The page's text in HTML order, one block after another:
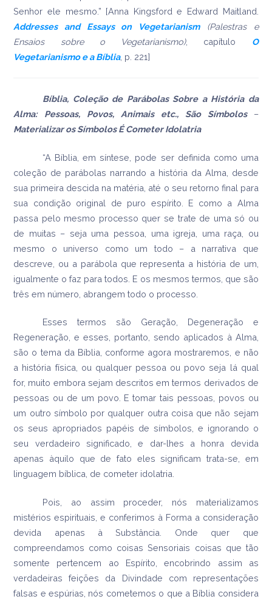
Senhor ele mesmo.” [Anna Kingsford e Edward Maitland.
Addresses and Essays on Vegetarianism
(Palestras e
Ensaios sobre o Vegetarianismo), capítulo O
Vegetarianismo e a Bíblia, p. 221]
Bíblia, Coleção de Parábolas Sobre a História da
Alma: Pessoas, Povos, Animais etc., São Símbolos –
Materializar os Símbolos É Cometer Idolatria
“A Bíblia, em síntese, pode ser definida como uma
coleção de parábolas narrando a história da Alma, desde
sua primeira descida na matéria, até o seu retorno final para
sua condição original de puro espírito. E como a Alma
passa pelo mesmo processo quer se trate de uma só ou
de muitas – seja uma pessoa, uma igreja, uma raça, ou
mesmo o universo como um todo – a narrativa que
descreve, ou a parábola que representa a história de um,
igualmente o faz para todos. E os mesmos termos, que são
três em número, abrangem todo o processo.
Esses termos são Geração, Degeneração e
Regeneração, e esses, portanto, sendo aplicados à Alma,
são o tema da Bíblia, conforme agora mostraremos, e não
a história física, ou qualquer pessoa ou povo seja lá qual
for, muito embora sejam descritos em termos derivados de
pessoas ou de um povo. E tomar tais pessoas, povos ou
um outro símbolo por qualquer outra coisa que não sejam
os seus apropriados papéis de símbolos, e ignorando o
seu verdadeiro significado, e dar-lhes a honra devida
apenas àquilo que de fato eles significam trata-se, em
linguagem bíblica, de cometer idolatria.
Pois, ao assim proceder, nós materializamos
mistérios espirituais, e conferimos à Forma a consideração
devida apenas à Substância. Onde quer que
compreendamos como coisas Sensoriais coisas que tão
somente pertencem ao Espírito, encobrindo assim as
verdadeiras feições da Divindade com representações
falsas e espúrias, nós cometemos o que a Bíblia considera